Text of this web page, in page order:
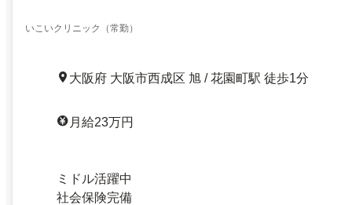
いこいクリニック（常勤）
大阪府 大阪市西成区 旭 / 花園町駅 徒歩1分
月給23万円
ミドル活躍中
社会保険完備